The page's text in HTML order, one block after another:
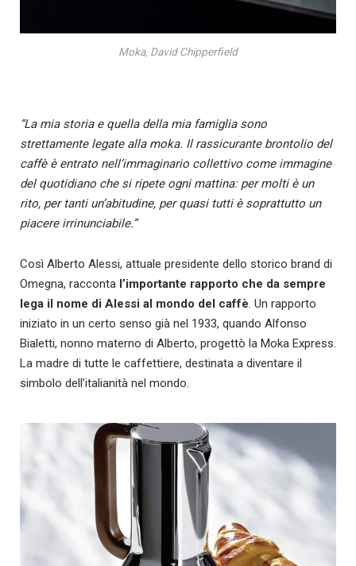
Moka, David Chipperfield
“La mia storia e quella della mia famiglia sono
strettamente legate alla moka. Il rassicurante brontolio del
caffè è entrato nell’immaginario collettivo come immagine
del quotidiano che si ripete ogni mattina: permolti è un
rito, pertanti un’abitudine, perquasi tutti è soprattutto un
piacere irrinunciabile.”
Così Alberto Alessi, attuale presidente dello storico brand di
Omegna, racconta l’importante rapporto che da sempre
lega il nome di Alessi al mondo del caffè. Un rapporto
iniziato in un certo senso già nel 1933, quando Alfonso
Bialetti, nonno materno di Alberto, progettò la Moka Express.
La madre di tutte le caffettiere, destinata a diventare il
simbolo dell’italianità nel mondo.